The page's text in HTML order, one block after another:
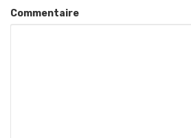
Commentaire